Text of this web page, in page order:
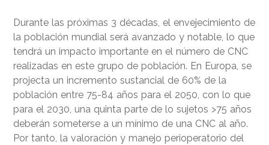
Durante las próximas 3 décadas, el envejecimiento de
la población mundial será avanzado y notable, lo que
tendrá un impacto importante en el número de CNC
realizadas en este grupo de población. En Europa, se
projecta un incremento sustancial de 60% de la
población entre 75-84 años para el 2050, con lo que
para el 2030, una quinta parte de lo sujetos >75 años
deberán someterse a un mínimo de una CNC al año.
Por tanto, la valoración y manejo perioperatorio del